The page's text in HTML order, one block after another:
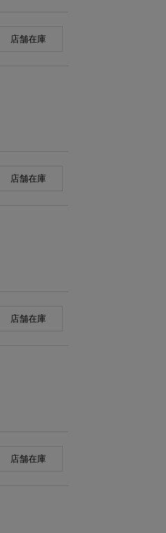
店舗在庫
店舗在庫
店舗在庫
店舗在庫